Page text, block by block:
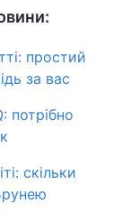
простий
за вас
потрібно
скільки